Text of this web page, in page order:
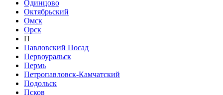
Одинцово
Октябрьский
Омск
Орск
П
Павловский Посад
Первоуральск
Пермь
Петропавловск-Камчатский
Подольск
Псков